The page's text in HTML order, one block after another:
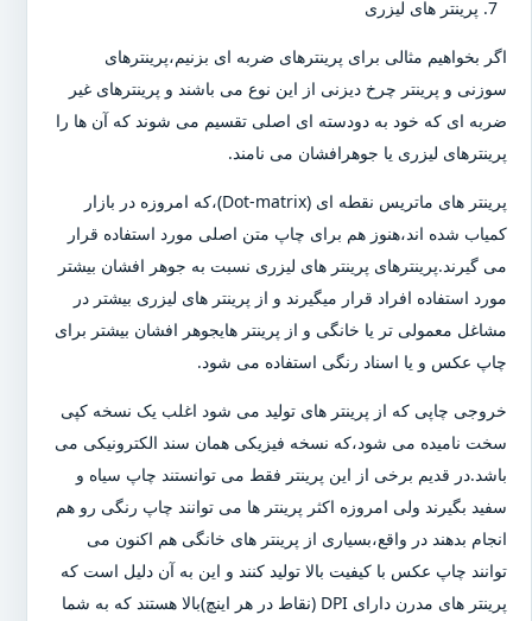
پرینتر های لیزری
اگر بخواهیم مثالی برای پرینترهای ضربه ای بزنیم،پرینترهای
سوزنی و پرینتر چرخ دیزنی از این نوع می باشند و پرینترهای غیر
ضربه ای که خود به دودسته ای اصلی تقسیم می شوند که آن ها را
پرینترهای لیزری یا جوهرافشان می نامند.
پرینتر های ماتریس نقطه ای (Dot-matrix)،که امروزه در بازار
کمیاب شده اند،هنوز هم برای چاپ متن اصلی مورد استفاده قرار
می گیرند.پرینترهای پرینتر های لیزری نسبت به جوهر افشان بیشتر
مورد استفاده افراد قرار میگیرند و از پرینتر های لیزری بیشتر در
مشاغل معمولی تر یا خانگی و از پرینتر هایجوهر افشان بیشتر برای
چاپ عکس و یا اسناد رنگی استفاده می شود.
خروجی چاپی که از پرینتر های تولید می شود اغلب یک نسخه کپی
سخت نامیده می شود،که نسخه فیزیکی همان سند الکترونیکی می
باشد.در قدیم برخی از این پرینتر فقط می توانستند چاپ سیاه و
سفید بگیرند ولی امروزه اکثر پرینتر ها می توانند چاپ رنگی رو هم
انجام بدهند در واقع،بسیاری از پرینتر های خانگی هم اکنون می
توانند چاپ عکس با کیفیت بالا تولید کنند و این به آن دلیل است که
پرینتر های مدرن دارای DPI (نقاط در هر اینچ)بالا هستند که به شما